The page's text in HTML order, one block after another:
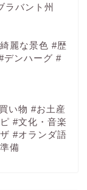
ラバント州
麗な景色 #歴
デンハーグ #
い物 #お土産
#文化・音楽
#オランダ語
備